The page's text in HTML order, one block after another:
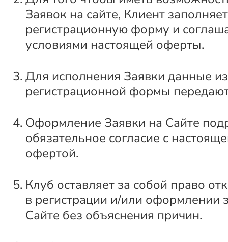
Заявок на сайте, Клиент заполняет
регистрационную форму и
условиями настоящей оферты.
Для исполнения Заявки данные из
регистрационной формы
Оформление Заявки на Сайте
обязательное согласие с
офертой.
Клуб оставляет за собой право
в регистрации и/или оформлении
Сайте без объяснения причин.